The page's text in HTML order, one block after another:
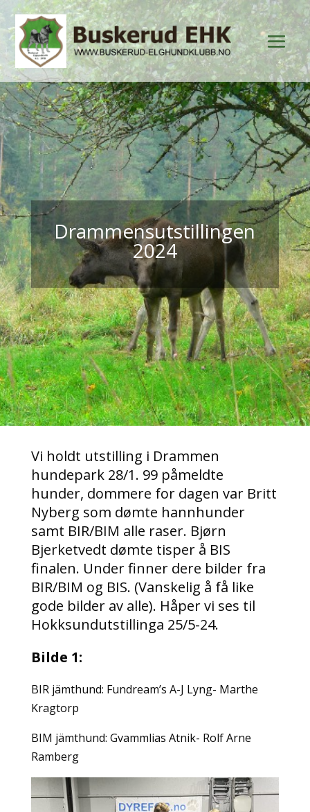
Drammensutstillingen
2024
Vi holdt utstilling i Drammen
hundepark 28/1. 99 påmeldte
hunder, dommere for dagen var Britt
Nyberg som dømte hannhunder
samt BIR/BIM alle raser. Bjørn
Bjerketvedt dømte tisper å BIS
finalen. Under finner dere bilder fra
BIR/BIM og BIS. (Vanskelig å få like
gode bilder av alle). Håper vi ses til
Hokksundutstillinga 25/5-24.
Bilde 1:
BIR jämthund: Fundream’s A-J Lyng- Marthe
Kragtorp
BIM jämthund: Gvammlias Atnik- Rolf Arne
Ramberg